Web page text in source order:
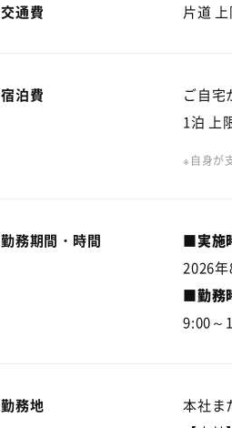
交通費 片道
宿泊費
ご自宅
1泊 上
※自身が
勤務期間・時間 ■実施
2026
■勤務
9:00～
勤務地
本社ま